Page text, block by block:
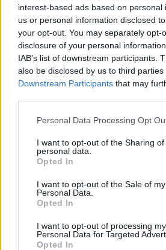
interest-based ads based on personal
us or personal information disclosed
your opt-out. You may separately opt-
disclosure of your personal
IAB’s list of downstream participants.
also be disclosed by us to third parties
Downstream Participants that may
Personal Data Processing Opt
I want to opt-out of the Sharing of
personal data.
Opted In
I want to opt-out of the Sale of my
Personal Data.
Opted In
I want to opt-out of processing my
Personal Data for Targeted
Opted In
Eladó adatai
Eladó:
Cím: Dudás
Műgyűjtők Háza
1023.Bp.
Bemutatkozás: 2013 nyarán nyitottuk
Budapesten, a II. kerületben. Célunk,
áron, gyorsan találjanak vevőt
kínálatunkból. Ezért is rendezünk
szerda esténként online árverést! Kedd-